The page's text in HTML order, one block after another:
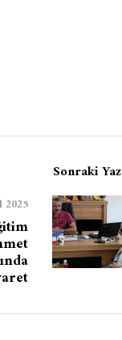
Sonraki
2025